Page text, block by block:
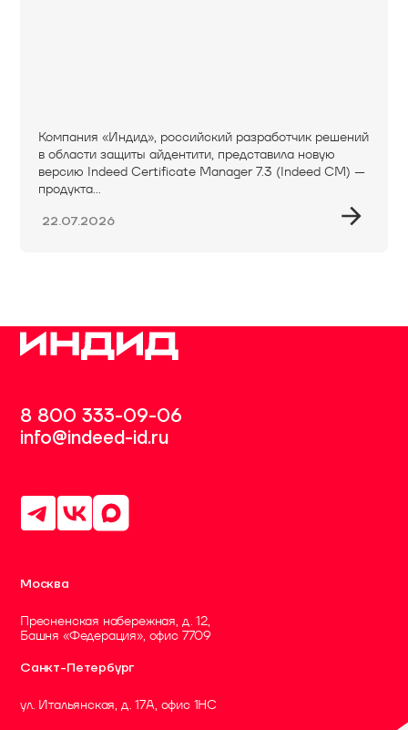
Компания «Индид», российский разработчик решений
в области защиты айдентити, представила новую
версию Indeed Certificate Manager 7.3 (Indeed CM) —
продукта...
22.07.2026
8 800 333-09-06
info@indeed-id.ru
Москва
Пресненская набережная, д. 12,
Башня «Федерация», офис 7709
Санкт-Петербург
ул. Итальянская, д. 17А, офис 1НC